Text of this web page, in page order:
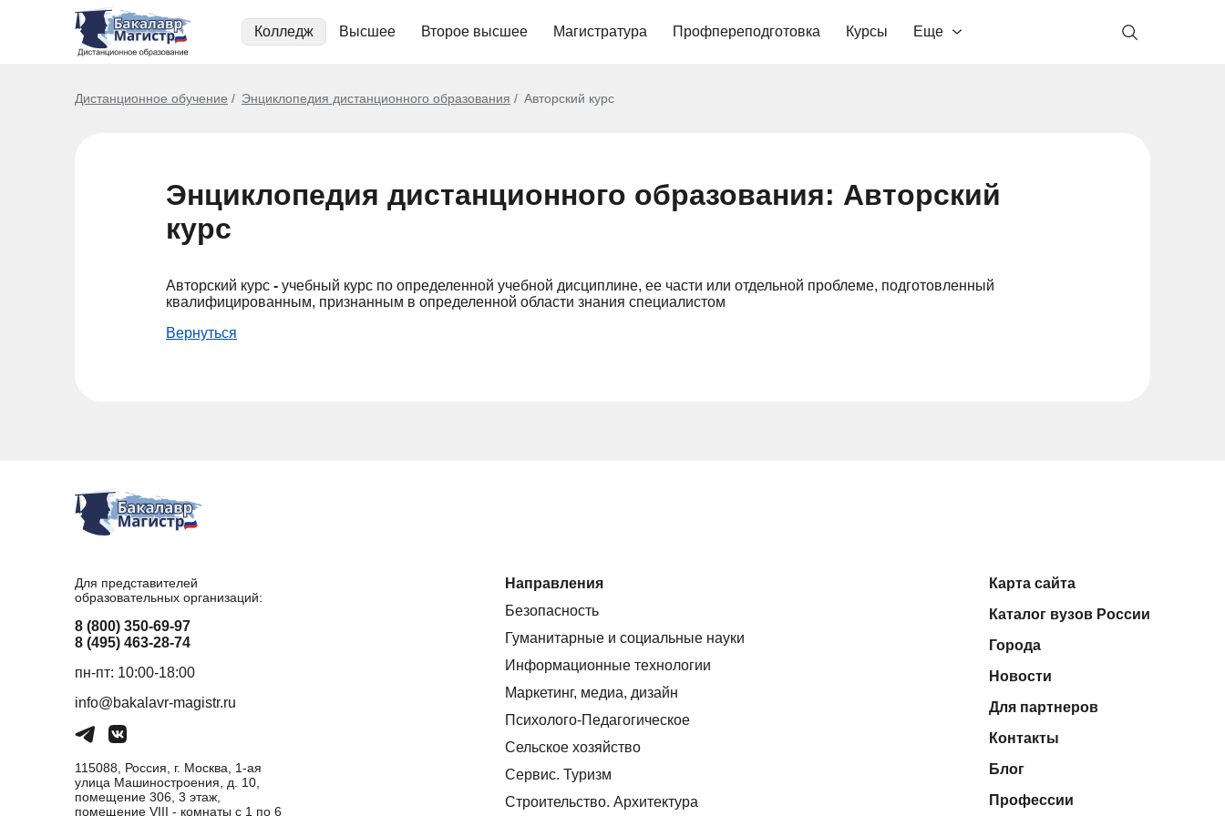
Колледж Высшее Второе высшее Магистратура Профпереподготовка Курсы Еще
Дистанционное обучение Энциклопедия дистанционного образования Авторский курс
Энциклопедия дистанционного образования: Авторский
курс
Авторский курс - учебный курс по определенной учебной дисциплине, ее части или отдельной проблеме, подготовленный
квалифицированным, признанным в определенной области знания специалистом
Вернуться
Для представителей
образовательных организаций:
8 (800) 350-69-97
8 (495) 463-28-74
пн-пт: 10:00-18:00
info@bakalavr-magistr.ru
115088, Россия, г. Москва, 1-ая
улица Машиностроения, д. 10,
помещение 306, 3 этаж,
помещение VIII - комнаты с 1 по 6
Направления
Безопасность
Гуманитарные и социальные науки
Информационные технологии
Маркетинг, медиа, дизайн
Психолого-Педагогическое
Сельское хозяйство
Сервис. Туризм
Строительство. Архитектура
Карта сайта
Каталог вузов России
Города
Новости
Для партнеров
Контакты
Блог
Профессии